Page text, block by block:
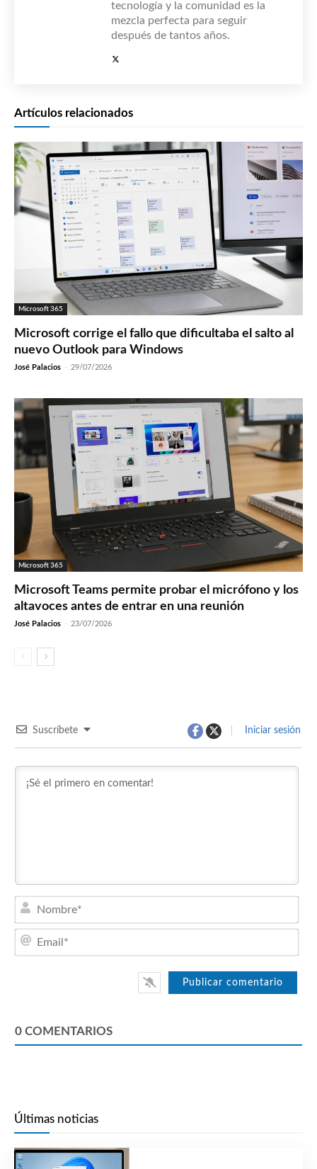
tecnología y la comunidad es la
mezcla perfecta para seguir
después de tantos años.
Artículos relacionados
Microsoft 365
Microsoft corrige el fallo que dificultaba el salto al
nuevo Outlook para Windows
José Palacios - 29/07/2026
Microsoft 365
Microsoft Teams permite probar el micrófono y los
altavoces antes de entrar en una reunión
José Palacios - 23/07/2026
Suscríbete Iniciar sesión
0 COMENTARIOS
Últimas noticias